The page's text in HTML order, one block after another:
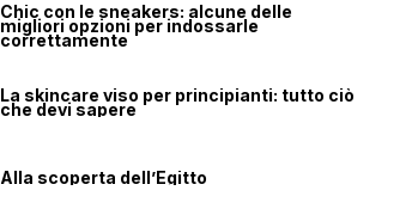
Chic con le sneakers: alcune delle
migliori opzioni per indossarle
correttamente
La skincare viso per principianti: tutto ciò
che devi sapere
Alla scoperta dell’Egitto